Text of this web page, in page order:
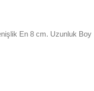
En 8 cm. Uzunluk Boy